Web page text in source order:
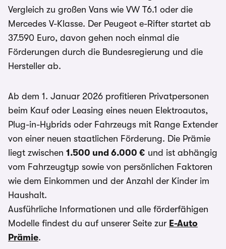
Vergleich zu großen Vans wie VW T6.1 oder die
Mercedes V-Klasse. Der Peugeot e-Rifter startet ab
37.590 Euro, davon gehen noch einmal die
Förderungen durch die Bundesregierung und die
Hersteller ab.
Ab dem 1. Januar 2026 profitieren Privatpersonen
beim Kauf oder Leasing eines neuen Elektroautos,
Plug-in-Hybrids oder Fahrzeugs mit Range Extender
von einer neuen staatlichen Förderung. Die Prämie
liegt zwischen 1.500 und 6.000 € und ist abhängig
vom Fahrzeugtyp sowie von persönlichen Faktoren
wie dem Einkommen und der Anzahl der Kinder im
Haushalt.
Ausführliche Informationen und alle förderfähigen
Modelle findest du auf unserer Seite zur E-Auto
Prämie.